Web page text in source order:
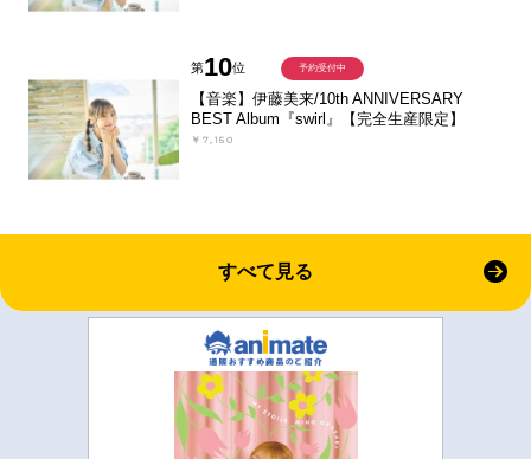
第10位
【音楽】伊藤美来/10th ANNIVERSARY
BEST Album『swirl』【完全生産限定】
￥7,150
予約受付中
すべて見る